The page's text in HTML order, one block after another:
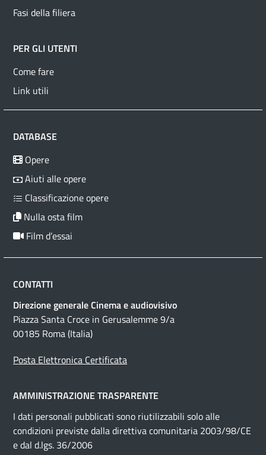
Fasi della filiera
PER GLI UTENTI
Come fare
Link utili
DATABASE
Opere
Aiuti alle opere
Classificazione opere
Nulla osta film
Film d’essai
CONTATTI
Direzione generale Cinema e audiovisivo
Piazza Santa Croce in Gerusalemme 9/a
00185 Roma (Italia)
Posta Elettronica Certificata
AMMINISTRAZIONE TRASPARENTE
I dati personali pubblicati sono riutilizzabili solo alle
condizioni previste dalla direttiva comunitaria 2003/98/CE
e dal d.lgs. 36/2006